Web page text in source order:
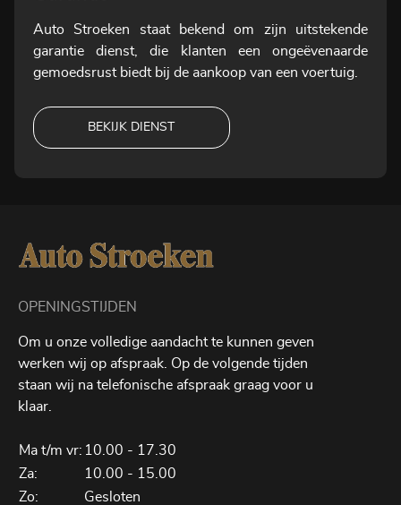
Auto Stroeken staat bekend om zijn uitstekende
garantie dienst, die klanten een ongeëvenaarde
gemoedsrust biedt bij de aankoop van een voertuig.
BEKIJK DIENST
OPENINGSTIJDEN
Om u onze volledige aandacht te kunnen geven
werken wij op afspraak. Op de volgende tijden
staan wij na telefonische afspraak graag voor u
klaar.
Ma t/m vr: 10.00 - 17.30
Za:
10.00 - 15.00
Zo:
Gesloten